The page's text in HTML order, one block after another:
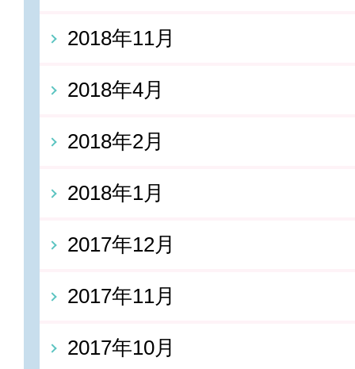
2018年11月
2018年4月
2018年2月
2018年1月
2017年12月
2017年11月
2017年10月